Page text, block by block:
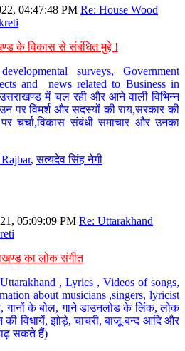
04:47:48 PM Re: House Wood
के विकास से संबंधित मुद्दे !
surveys, Government
and news related to Business in
में चल रही और आने वाली विभिन्न
पर विमर्श और सदस्यों की राय,सरकार की
चर्चा,विकास संबंधी समाचार और उनका
,सत्यदेव सिंह नेगी
05:09:09 PM Re: Uttarakhand
का लोक संगीत
, Lyrics , Videos of songs,
about musicians ,singers, lyricist
गानों के बोल, गाने डाउनलोड के लिंक, लोक
की विधायें, झोड़े, चाचरी, बाजू-बन्द आदि और
पढ़ सकते हैं)